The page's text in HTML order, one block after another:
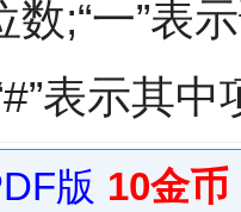
数;“一”表
表示其中
版 10金币